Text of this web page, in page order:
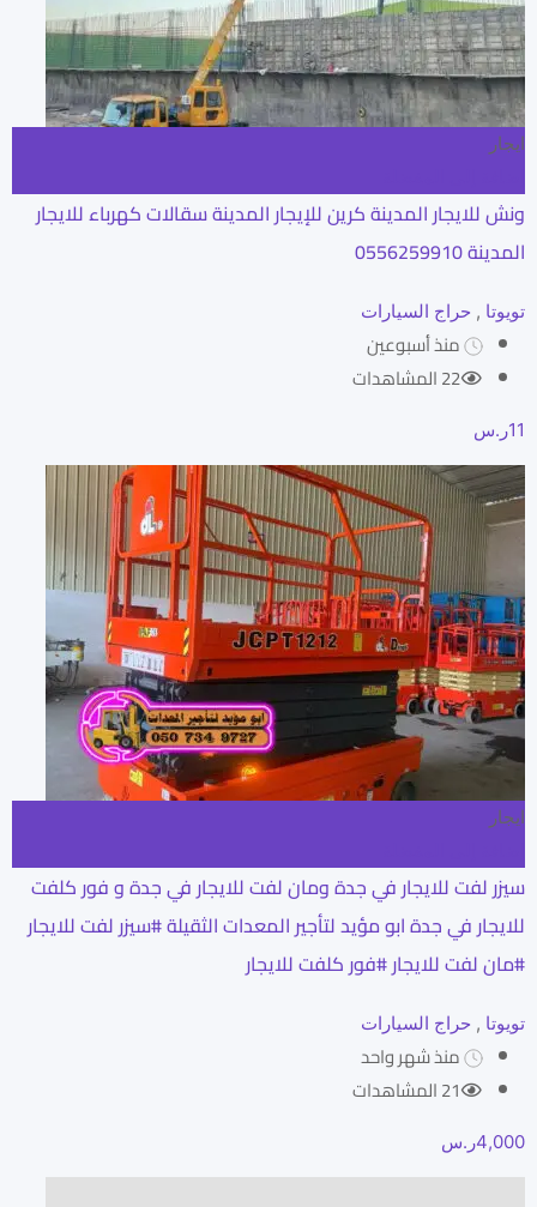
ايجار
ونش للايجار المدينة كرين للإيجار المدينة سقالات كهرباء للايجار
المدينة 0556259910
تويوتا , حراج السيارات
منذ أسبوعين
22 المشاهدات
11ر.س
ايجار
سيزر لفت للايجار في جدة ومان لفت للايجار في جدة و فور كلفت
للايجار في جدة ابو مؤيد لتأجير المعدات الثقيلة #سيزر لفت للايجار
#مان لفت للايجار #فور كلفت للايجار
تويوتا , حراج السيارات
منذ شهر واحد
21 المشاهدات
4,000ر.س